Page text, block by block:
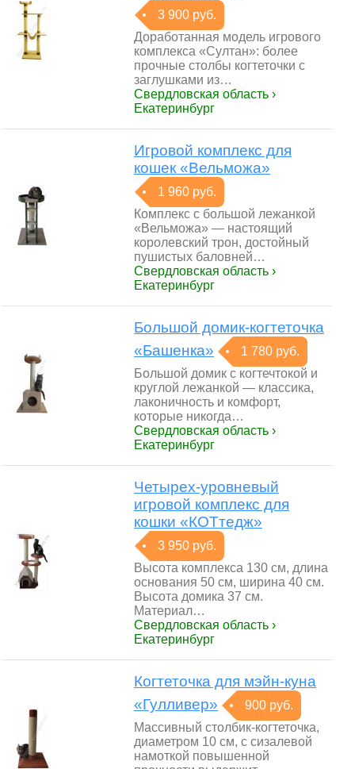
3 900 руб.
Доработанная модель игрового
комплекса «Султан»: более
прочные столбы когтеточки с
заглушками из…
Свердловская область ›
Екатеринбург
Игровой комплекс для
кошек «Вельможа»
1 960 руб.
Комплекс с большой лежанкой
«Вельможа» — настоящий
королевский трон, достойный
пушистых баловней…
Свердловская область ›
Екатеринбург
Большой домик-когтеточка
«Башенка»
1 780 руб.
Большой домик с когтечтокой и
круглой лежанкой — классика,
лаконичность и комфорт,
которые никогда…
Свердловская область ›
Екатеринбург
Четырех-уровневый
игровой комплекс для
кошки «КОТтедж»
3 950 руб.
Высота комплекса 130 см, длина
основания 50 см, ширина 40 см.
Высота домика 37 см.
Материал…
Свердловская область ›
Екатеринбург
Когтеточка для мэйн-куна
«Гулливер»
900 руб.
Массивный столбик-когтеточка,
диаметром 10 см, с сизалевой
намоткой повышенной